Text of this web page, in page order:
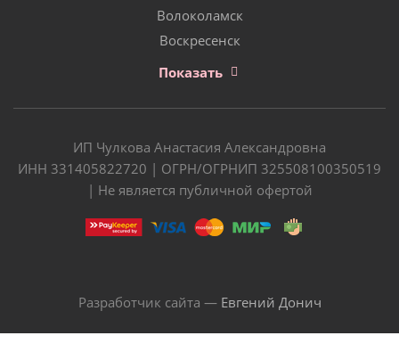
Волоколамск
Воскресенск
Показать
ИП Чулкова Анастасия Александровна
ИНН 331405822720 | ОГРН/ОГРНИП 325508100350519
| Не является публичной офертой
Разработчик сайта — Евгений Донич